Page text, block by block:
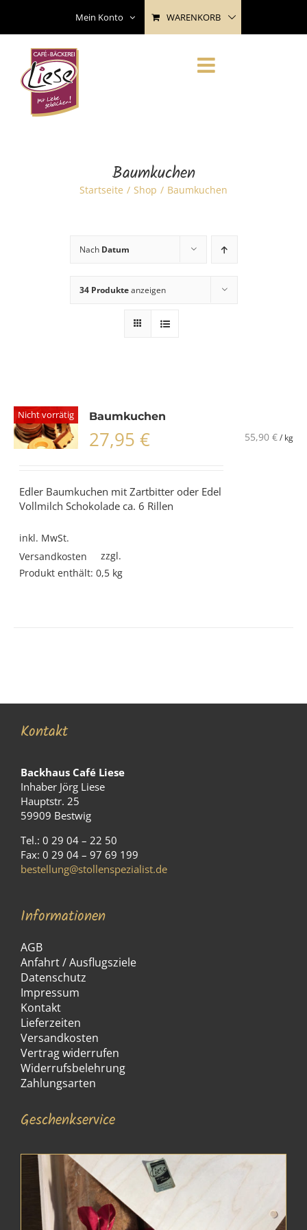
content
Mein Konto WARENKORB
Baumkuchen
Startseite Shop Baumkuchen
Nach Datum
34 Produkteanzeigen
Nicht vorrätig Baumkuchen
27,95€ 55,90 €/ kg
Edler Baumkuchen mit Zartbitter oder Edel
Vollmilch Schokolade ca. 6 Rillen
inkl. MwSt.
zzgl.
Versandkosten
Produkt enthält: 0,5 kg
Kontakt
Backhaus Café Liese
Inhaber Jörg Liese
Hauptstr. 25
59909 Bestwig
Tel.: 0 29 04 – 22 50
Fax: 0 29 04 – 97 69 199
bestellung@stollenspezialist.de
Informationen
AGB
Anfahrt / Ausflugsziele
Datenschutz
Impressum
Kontakt
Lieferzeiten
Versandkosten
Vertrag widerrufen
Widerrufsbelehrung
Zahlungsarten
Geschenkservice